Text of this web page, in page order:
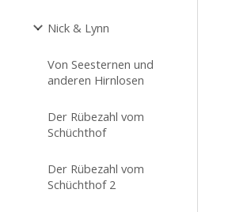
Nick & Lynn
Von Seesternen und
anderen Hirnlosen
Der Rübezahl vom
Schüchthof
Der Rübezahl vom
Schüchthof 2